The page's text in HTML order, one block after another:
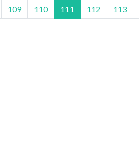
109 110 111 112 113